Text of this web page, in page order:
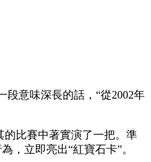
段意味深長的話，“從2002年
比賽中著實演了一把。準
，立即亮出“紅寶石卡”。